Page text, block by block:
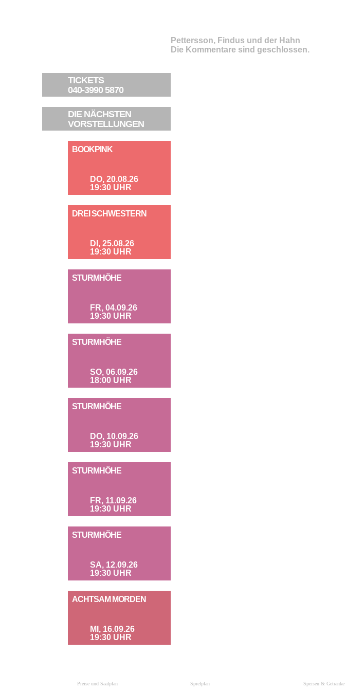
TICKETS
040-3990 5870
DIE NÄCHSTEN
VORSTELLUNGEN
BOOKPINK
DO, 20.08.26
19:30 UHR
DREI SCHWESTERN
DI, 25.08.26
19:30 UHR
STURMHÖHE
FR, 04.09.26
19:30 UHR
STURMHÖHE
SO, 06.09.26
18:00 UHR
STURMHÖHE
DO, 10.09.26
19:30 UHR
STURMHÖHE
FR, 11.09.26
19:30 UHR
STURMHÖHE
SA, 12.09.26
19:30 UHR
ACHTSAM MORDEN
MI, 16.09.26
19:30 UHR
Pettersson, Findus und der Hahn
Die Kommentare sind geschlossen.
Preise und Saalplan Spielplan Speisen & Getränke